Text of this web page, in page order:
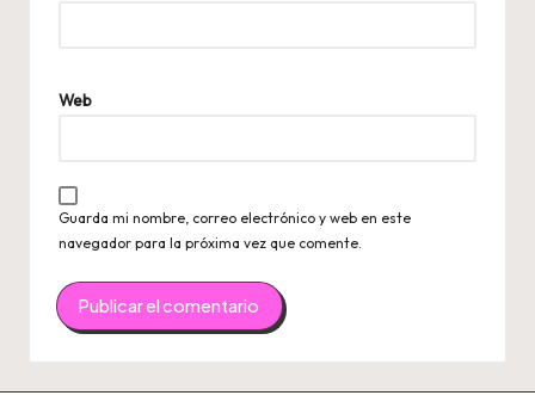
Web
Guarda mi nombre, correo electrónico y web en este
navegador para la próxima vez que comente.